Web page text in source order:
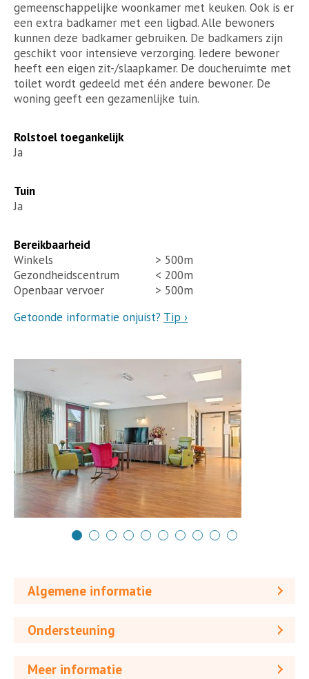
gemeenschappelijke woonkamer met keuken. Ook is er
een extra badkamer met een ligbad. Alle bewoners
kunnen deze badkamer gebruiken. De badkamers zijn
geschikt voor intensieve verzorging. Iedere bewoner
heeft een eigen zit-/slaapkamer. De doucheruimte met
toilet wordt gedeeld met één andere bewoner. De
woning geeft een gezamenlijke tuin.
Rolstoel toegankelijk
Ja
Tuin
Ja
Bereikbaarheid
Winkels
> 500m
Gezondheidscentrum
< 200m
Openbaar vervoer
> 500m
Getoonde informatie onjuist? Tip ›
Algemene informatie
Ondersteuning
Meer informatie